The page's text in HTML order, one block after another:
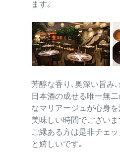
ます｡
芳醇な香り､奥深い旨み､
日本酒の成せる唯一無
なマリアージュが心身
美味しい時間でござい
ご縁ある方は是非チェ
と嬉しいです｡